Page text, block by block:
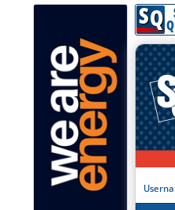
Attenzione! Esegui l'accesso
SQ